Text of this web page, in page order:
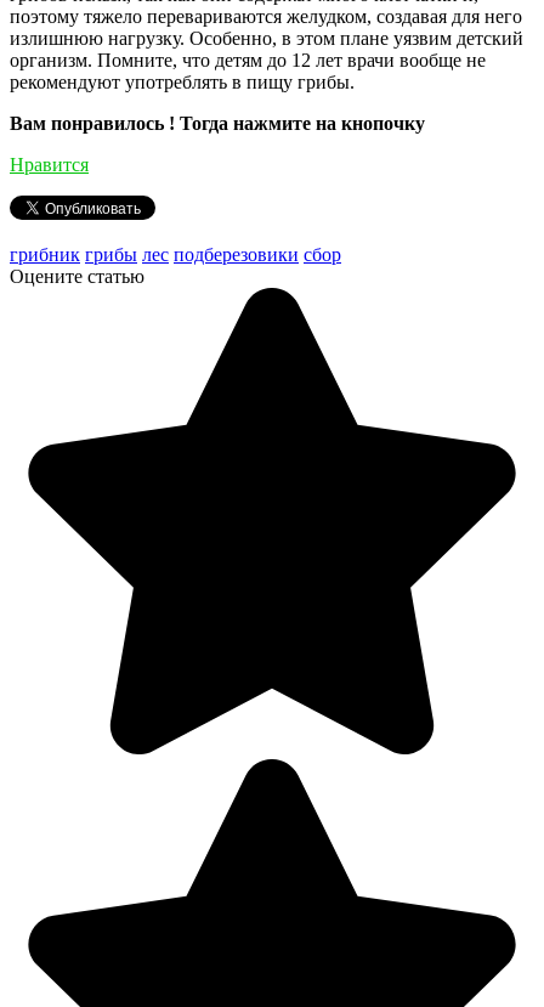
поэтому тяжело перевариваются желудком, создавая для него
излишнюю нагрузку. Особенно, в этом плане уязвим детский
организм. Помните, что детям до 12 лет врачи вообще не
рекомендуют употреблять в пищу грибы.
Вам понравилось ! Тогда нажмите на кнопочку
Нравится
грибник грибы лес подберезовики сбор
Оцените статью